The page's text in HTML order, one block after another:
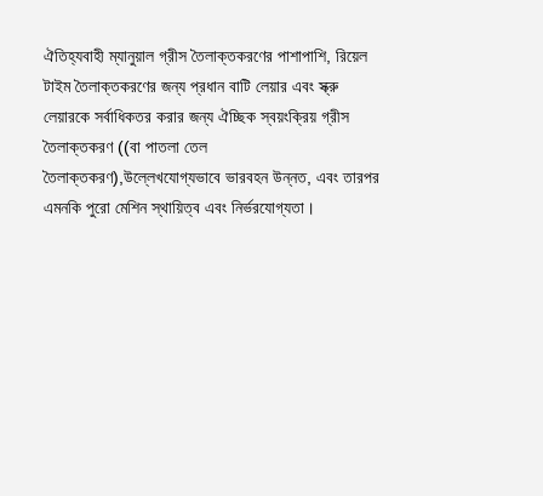
ঐতিহ্যবাহী ম্যানুয়াল গ্রীস তৈলাক্তকরণের পাশাপাশি, রিয়েল
টাইম তৈলাক্তকরণের জন্য প্রধান বাটি লেয়ার এবং স্ক্রু
লেয়ারকে সর্বাধিকতর করার জন্য ঐচ্ছিক স্বয়ংক্রিয় গ্রীস
তৈলাক্তকরণ ((বা পাতলা তেল
তৈলাক্তকরণ),উল্লেখযোগ্যভাবে ভারবহন উন্নত, এবং তারপর
এমনকি পুরো মেশিন স্থায়িত্ব এবং নির্ভরযোগ্যতা।